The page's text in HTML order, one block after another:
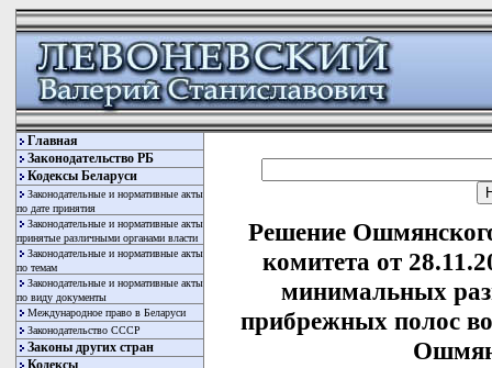
Главная
Законодательство РБ
Кодексы Беларуси
Законодательные и нормативные акты
по дате принятия
Законодательные и нормативные акты
принятые различными органами власти
Законодательные и нормативные акты
по темам
Законодательные и нормативные акты
по виду документы
Международное право в Беларуси
Законодательство СССР
Законы других стран
Кодексы
Решение
комитета от
минимальных
прибрежных полос